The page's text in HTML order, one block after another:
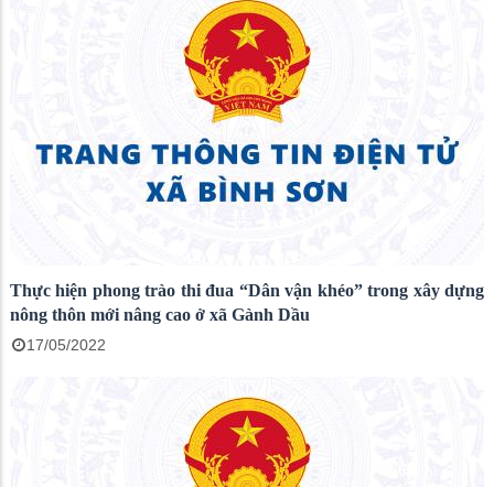
Thực hiện phong trào thi đua “Dân vận khéo” trong xây dựng
nông thôn mới nâng cao ở xã Gành Dầu
17/05/2022